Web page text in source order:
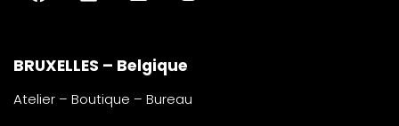
BRUXELLES – Belgique
Atelier – Boutique – Bureau